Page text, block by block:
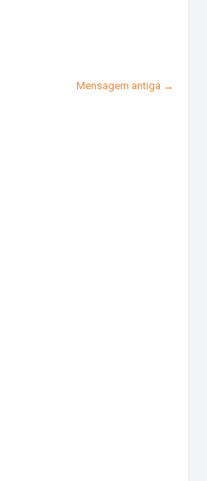
Mensagem antiga →